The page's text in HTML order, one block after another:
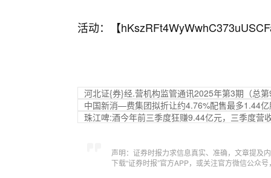
活动：【
河北证{券}经.营机构监管通讯2025年第3期（总
中国新消—费集团拟折让约4.76%配售最多1.44
珠江啤:酒今年前三季度狂赚9.44亿元，三季度营
声明：证券时报力求信息真实、准确，文章提及
下载“证券时报”官方APP，或关注官方微信公众